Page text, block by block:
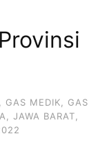
GAS MEDIK
GAS
JAWA BARAT